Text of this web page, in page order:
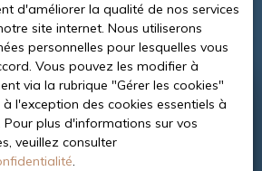
votre bien ?
d'améliorer la qualité de nos services
site internet. Nous utiliserons
personnelles pour lesquelles vous
Vous pouvez les modifier à
via la rubrique ″Gérer les cookies″
l'exception des cookies essentiels à
plus d'informations sur vos
veuillez consulter
.